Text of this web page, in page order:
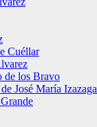
Cuéllar
de los Bravo
José María Izazaga